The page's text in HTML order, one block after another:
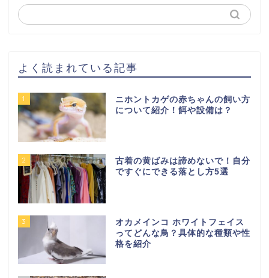
よく読まれている記事
1
ニホントカゲの赤ちゃんの飼い方
について紹介！餌や設備は？
2
古着の黄ばみは諦めないで！自分
ですぐにできる落とし方5選
3
オカメインコ ホワイトフェイス
ってどんな鳥？具体的な種類や性
格を紹介